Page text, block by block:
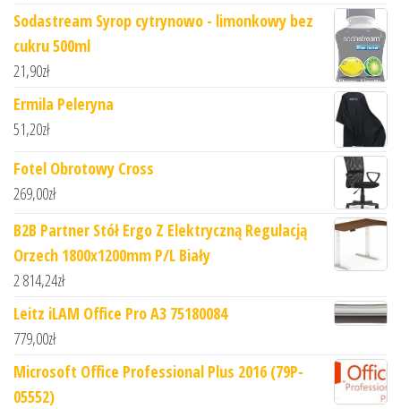
Sodastream Syrop cytrynowo - limonkowy bez
cukru 500ml
21,90zł
Ermila Peleryna
51,20zł
Fotel Obrotowy Cross
269,00zł
B2B Partner Stół Ergo Z Elektryczną Regulacją
Orzech 1800x1200mm P/L Biały
2 814,24zł
Leitz iLAM Office Pro A3 75180084
779,00zł
Microsoft Office Professional Plus 2016 (79P-
05552)